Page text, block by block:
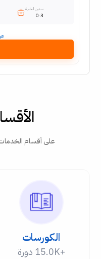
سنين الخبرة
0-3
على أقسام
الكورسات
+15.0K دورة